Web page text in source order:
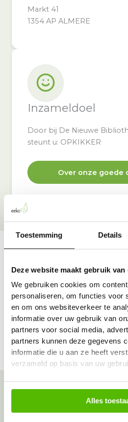
Toestemming Details
Deze website maakt gebruik van
We gebruiken cookies om
personaliseren, om functies voor
en om ons websiteverkeer te
informatie over uw gebruik van
partners voor social media,
partners kunnen deze gegevens
informatie die u aan ze heeft
verzameld op basis van uw
Alles
Markt 41
1354 AP ALMERE
Inzameldoel
Door bij De Nieuwe
steunt u: OPKIKKER
Over onze goede
Vraag & antwoord
De meest voorkomende vragen
je hier.
Bekijk alle
Meer inzamelpunten in de